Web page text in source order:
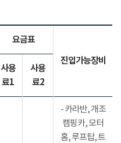
요금표
진입가능장비
사용
료1
사용
료2
- 카라반, 개조
캠핑카, 모터
홈, 루프탑, 트